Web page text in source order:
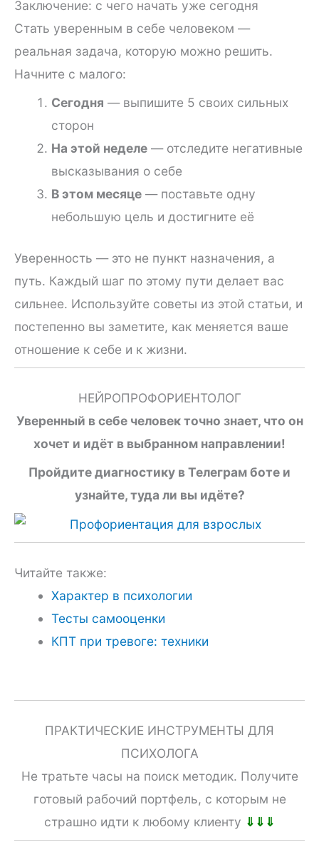
Заключение: с чего начать уже сегодня
Стать уверенным в себе человеком —
реальная задача, которую можно решить.
Начните с малого:
Сегодня — выпишите 5 своих сильных
сторон
На этой неделе— отследите негативные
высказывания о себе
В этом месяце— поставьте одну
небольшую цель и достигните её
Уверенность — это не пункт назначения, а
путь. Каждый шаг по этому пути делает вас
сильнее. Используйте советы из этой статьи, и
постепенно вы заметите, как меняется ваше
отношение к себе и к жизни.
НЕЙРОПРОФОРИЕНТОЛОГ
Уверенный в себе человек точно знает, что он
хочет и идёт в выбранном направлении!
Пройдите диагностику в Телеграм боте и
узнайте, туда ли вы идёте?
Читайте также:
Характер в психологии
Тесты самооценки
КПТ при тревоге: техники
ПРАКТИЧЕСКИЕ ИНСТРУМЕНТЫ ДЛЯ
ПСИХОЛОГА
Не тратьте часы на поиск методик. Получите
готовый рабочий портфель, с которым не
страшно идти к любому клиенту ⇓⇓⇓